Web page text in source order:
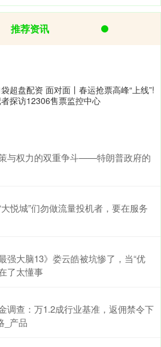
推荐资讯
超盘配资 面对面丨春运抢票高峰“上线”!
探访12306售票监控中心
与权力的双重争斗——特朗普政府的
悦城”们勿做流量投机者，要在服务
强大脑13》娄云皓被坑惨了，当“优
了太懂事
调查：万1.2成行业基准，返佣禁令下
_产品